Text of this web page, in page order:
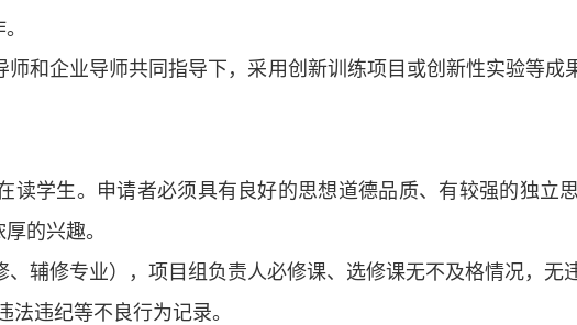
和企业导师共同指导下，采用创新训练项目或创新性实验等成
读学生。申请者必须具有良好的思想道德品质、有较强的独立
的兴趣。
辅修专业），项目组负责人必修课、选修课无不及格情况，无
违纪等不良行为记录。